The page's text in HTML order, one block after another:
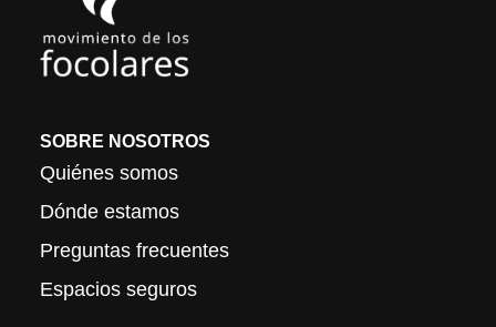
SOBRE NOSOTROS
Quiénes somos
Dónde estamos
Preguntas frecuentes
Espacios seguros